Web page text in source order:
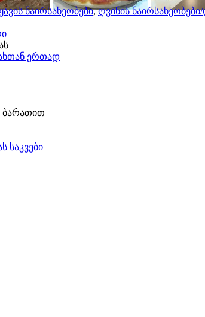
ნაირსახეობები,ღვინის
ერთად
ბარათით
საკვები